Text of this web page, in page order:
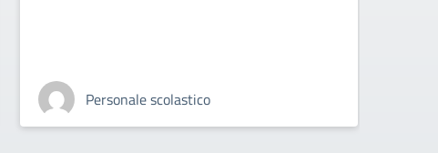
Personale scolastico